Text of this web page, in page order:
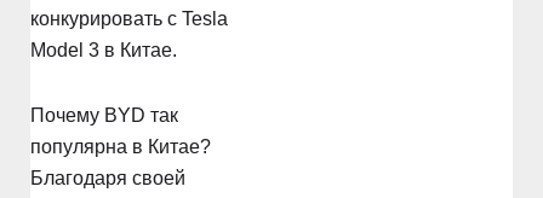
конкурировать с Tesla
Model 3 в Китае.
Почему BYD так
популярна в Китае?
Благодаря своей